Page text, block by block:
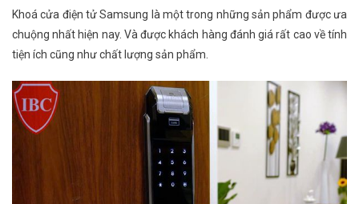
Khoá cửa điện tử Samsung là một trong những sản phẩm được ưa
chuộng nhất hiện nay. Và được khách hàng đánh giá rất cao về tính
tiện ích cũng như chất lượng sản phẩm.